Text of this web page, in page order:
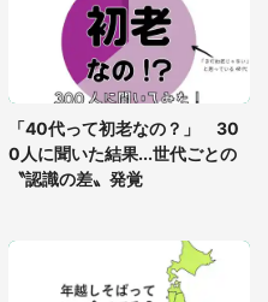
る猫、激写される 「これもう
ンの耳」と1.4万人困惑
「40代って初老なの？」 30
0人に聞いた結果...世代ごとの
〝認識の差〟発覚